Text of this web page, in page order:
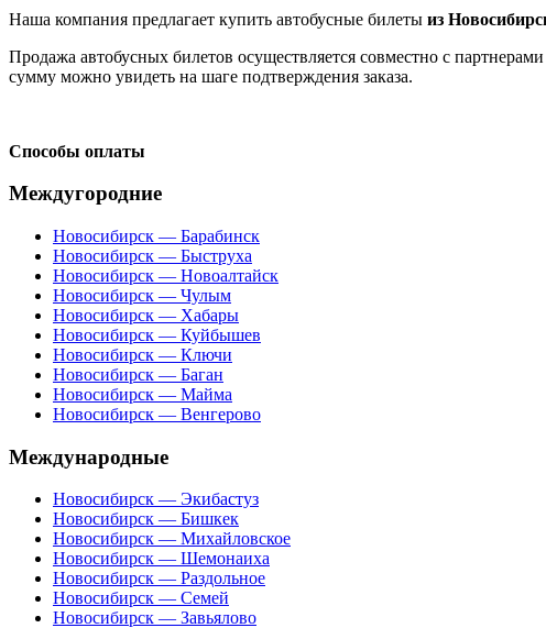
Наша компания предлагает купить автобусные билеты из
Продажа автобусных билетов осуществляется совместно с
сумму можно увидеть на шаге подтверждения заказа.
Способы оплаты
Междугородние
Новосибирск — Барабинск
Новосибирск — Быструха
Новосибирск — Новоалтайск
Новосибирск — Чулым
Новосибирск — Хабары
Новосибирск — Куйбышев
Новосибирск — Ключи
Новосибирск — Баган
Новосибирск — Майма
Новосибирск — Венгерово
Международные
Новосибирск — Экибастуз
Новосибирск — Бишкек
Новосибирск — Михайловское
Новосибирск — Шемонаиха
Новосибирск — Раздольное
Новосибирск — Семей
Новосибирск — Завьялово